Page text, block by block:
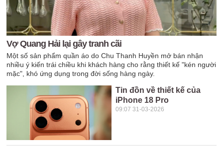
Vợ Quang Hải lại gây tranh cãi
Một số sản phẩm quần áo do Chu Thanh Huyền mở bán nhận
nhiều ý kiến trái chiều khi khách hàng cho rằng thiết kế "kén người
mặc", khó ứng dụng trong đời sống hàng ngày.
Tin đồn về thiết kế của
iPhone 18 Pro
09:07 31-03-2026